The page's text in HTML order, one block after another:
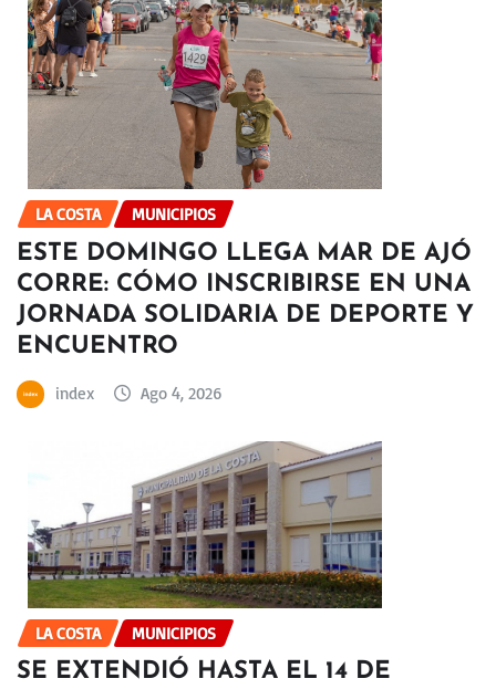
LA COSTA MUNICIPIOS
ESTE DOMINGO LLEGA MAR DE AJÓ
CORRE: CÓMO INSCRIBIRSE EN UNA
JORNADA SOLIDARIA DE DEPORTE Y
ENCUENTRO
index Ago 4, 2026
LA COSTA MUNICIPIOS
SE EXTENDIÓ HASTA EL 14 DE